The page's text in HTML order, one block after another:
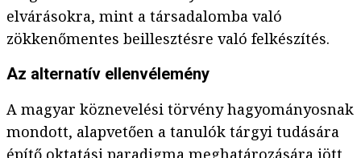
elvárásokra, mint a társadalomba való
zökkenőmentes beillesztésre való felkészítés.
Az alternatív ellenvélemény
A magyar köznevelési törvény hagyományosnak
mondott, alapvetően a tanulók tárgyi tudására
építő oktatási paradigma meghatározására jött